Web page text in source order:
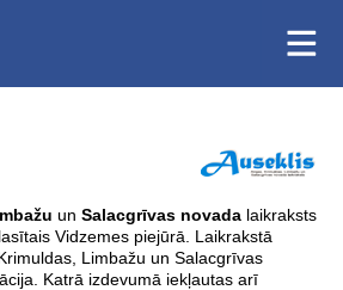
un Salacgrīvas novadalaikraksts
Vidzemes piejūrā. Laikrakstā
Limbažu un Salacgrīvas
Katrā izdevumā iekļautas arī